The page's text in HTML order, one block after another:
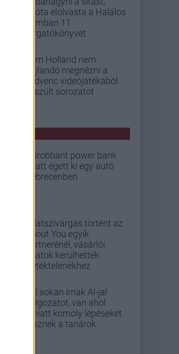
mióta elolvasta a Halálos
iramban 11
forgatókönyvét
Tom Holland nem
hajlandó megnézni a
kedvenc videójátékából
készült sorozatot
Felrobbant power bank
miatt égett ki egy autó
Debrecenben
Adatszivárgás történt az
About You egyik
partnerénél, vásárlói
adatok kerülhettek
illetéktelenekhez
Túl sokan írnak AI-jal
dolgozatot, van ahol
emiatt komoly lépéseket
tesznek a tanárok